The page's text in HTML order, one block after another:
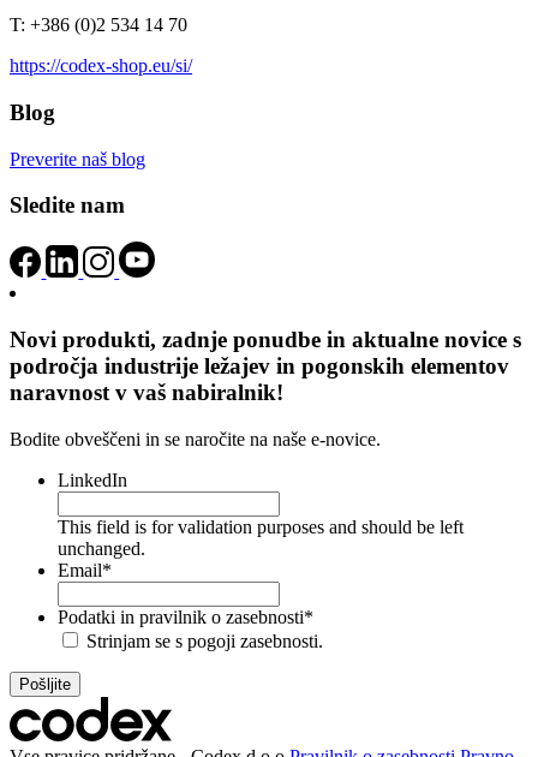
T: +386 (0)2 534 14 70
https://codex-shop.eu/si/
Blog
Preverite naš blog
Sledite nam
Novi produkti, zadnje ponudbe in aktualne novice s
področja industrije ležajev in pogonskih elementov
naravnost v vaš nabiralnik!
Bodite obveščeni in se naročite na naše e-novice.
LinkedIn
This field is for validation purposes and should be left
unchanged.
Email*
Podatki in pravilnik o zasebnosti*
Strinjam se s pogoji zasebnosti.